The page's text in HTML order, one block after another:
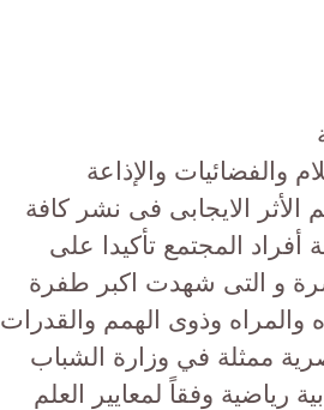
والفضائيات والإذاعة
الأثر الايجابى فى نشر كافة
أفراد المجتمع تأكيدا على
و التى شهدت اكبر طفرة
والمراه وذوى الهمم والقدرات
ممثلة في وزارة الشباب
رياضية وفقاً لمعايير العلم